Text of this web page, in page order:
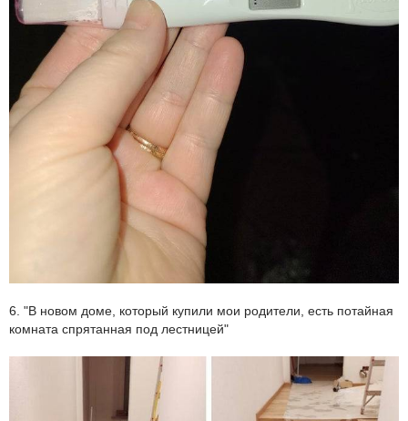
6. "В новом доме, который купили мои родители, есть потайная
комната спрятанная под лестницей"